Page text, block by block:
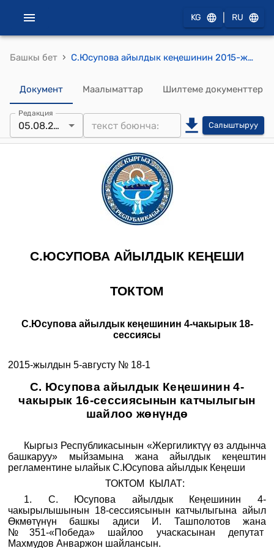
KG RU
Башкы бет › С.Юсупова айылдык кеңешинин 2015-жылдын 5-августундагы № 18-1 "С. Юсупова айылдык Кеңешинин 4-чакырык 16-сессиясынын катчылыгын шайлоо жөнүндө" токтому
Документ Маалыматтар Шилтеме документтер
Редакция
05.08.2015 Салыштыруу